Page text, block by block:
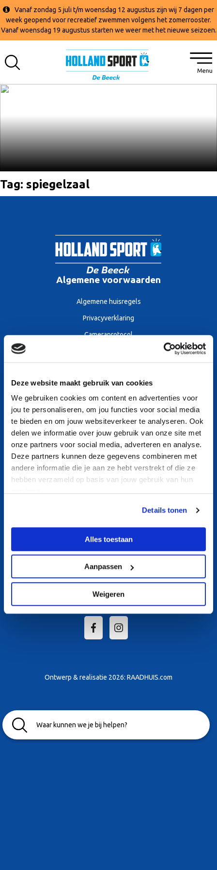
Deze website maakt gebruik van cookies
We gebruiken cookies om content en advertenties voor
jou te personaliseren, om jou functies voor social media
te bieden en om jouw websiteverkeer te analyseren. Ook
delen we informatie over jouw gebruik van onze site met
onze partners voor social media, adverteren en analyse.
Deze partners kunnen deze gegevens combineren met
andere informatie die je aan ze hebt verstrekt of die ze
hebben verzameld op basis van jouw gebruik van hun
Details tonen
Alles toestaan
Aanpassen
Weigeren
Vanaf zondag 5 juli t/m woensdag 12 augustus zijn wij 7 dagen per
week geopend voor recreatief zwemmen volgens het zomerrooster.
Vanaf woensdag 19 augustus starten we weer met het nieuwe seizoen.
Tag: spiegelzaal
Algemene voorwaarden
Algemene huisregels
Privacyverklaring
Cameraprotocol
Sitemap
Openingstijden
Tarieven
Contact
Aquasport
Banenzwemmen
Over ons
Socials
Ontwerp & realisatie 2026: RAADHUIS.com